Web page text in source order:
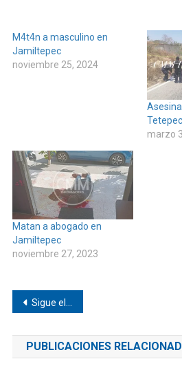
M4t4n a masculino en
Jamiltepec
noviembre 25, 2024
Tetepec
marzo
Matan a abogado en
Jamiltepec
noviembre 27, 2023
Navegación
de
entradas
Sigue el desabasto de gas LP en Pinotepa
PUBLICACIONES